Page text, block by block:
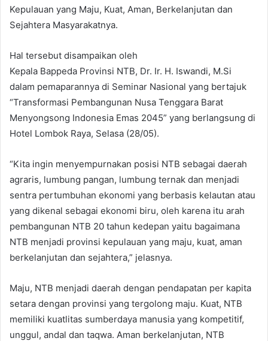
Kepulauan yang Maju, Kuat, Aman, Berkelanjutan dan
Sejahtera Masyarakatnya.
Hal tersebut disampaikan oleh
Kepala Bappeda Provinsi NTB, Dr. Ir. H. Iswandi, M.Si
dalam pemaparannya di Seminar Nasional yang bertajuk
“Transformasi Pembangunan Nusa Tenggara Barat
Menyongsong Indonesia Emas 2045” yang berlangsung di
Hotel Lombok Raya, Selasa (28/05).
“Kita ingin menyempurnakan posisi NTB sebagai daerah
agraris, lumbung pangan, lumbung ternak dan menjadi
sentra pertumbuhan ekonomi yang berbasis kelautan atau
yang dikenal sebagai ekonomi biru, oleh karena itu arah
pembangunan NTB 20 tahun kedepan yaitu bagaimana
NTB menjadi provinsi kepulauan yang maju, kuat, aman
berkelanjutan dan sejahtera,” jelasnya.
Maju, NTB menjadi daerah dengan pendapatan per kapita
setara dengan provinsi yang tergolong maju. Kuat, NTB
memiliki kuatlitas sumberdaya manusia yang kompetitif,
unggul, andal dan taqwa. Aman berkelanjutan, NTB